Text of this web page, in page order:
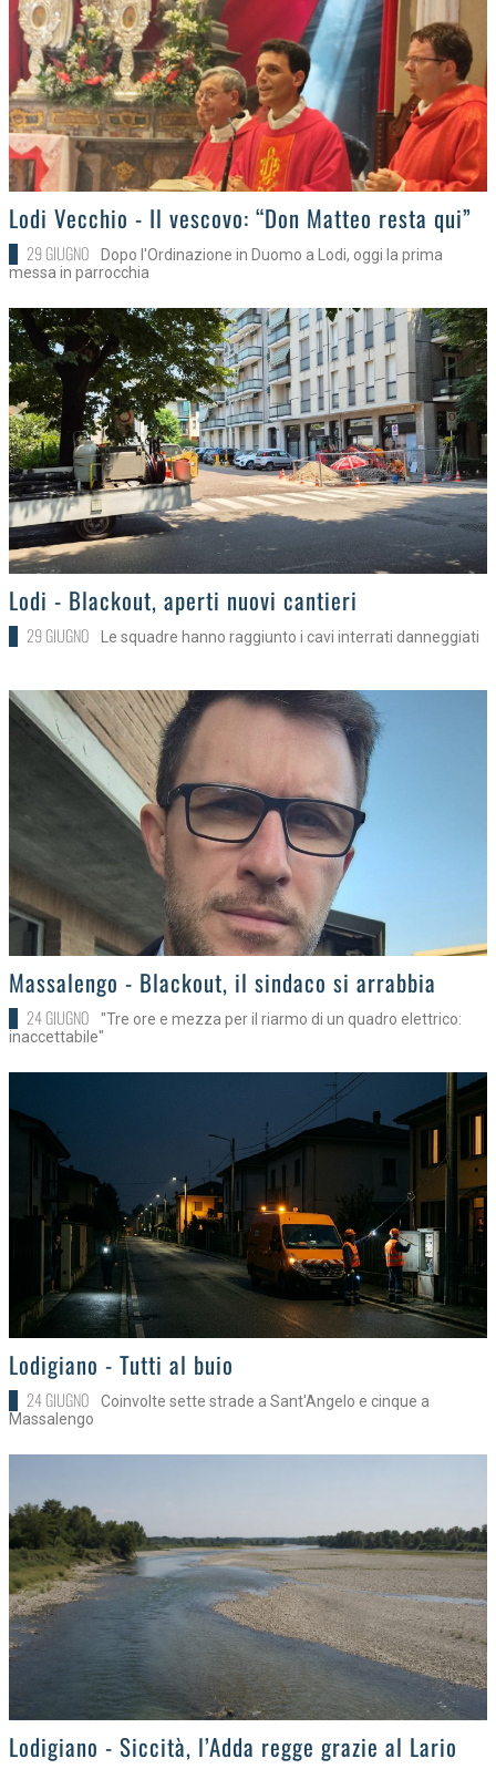
>Lodi Vecchio - Il vescovo: “Don Matteo resta qui”
29 GIUGNO
Dopo l'Ordinazione in Duomo a Lodi, oggi la prima
messa in parrocchia
>Lodi - Blackout, aperti nuovi cantieri
29 GIUGNO Le squadre hanno raggiunto i cavi interrati danneggiati
>Massalengo - Blackout, il sindaco si arrabbia
24 GIUGNO
"Tre ore e mezza per il riarmo di un quadro elettrico:
inaccettabile"
>Lodigiano - Tutti al buio
24 GIUGNO
Coinvolte sette strade a Sant'Angelo e cinque a
Massalengo
>Lodigiano - Siccità, l’Adda regge grazie al Lario